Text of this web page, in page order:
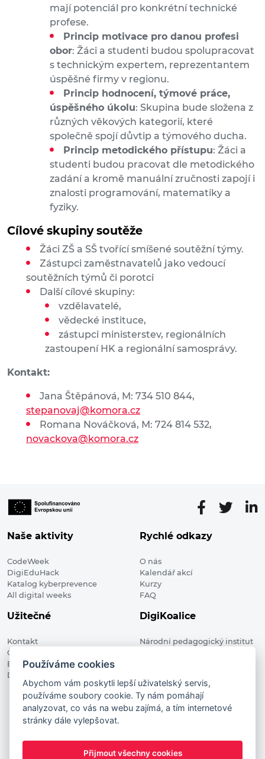
mají potenciál pro konkrétní technické
profese.
Princip motivace pro danou profesi
obor: Žáci a studenti budou spolupracovat
s technickým expertem, reprezentantem
úspěšné firmy v regionu.
Princip hodnocení, týmové práce,
úspěšného úkolu: Skupina bude složena z
různých věkových kategorií, které
společně spojí důvtip a týmového ducha.
Princip metodického přístupu: Žáci a
studenti budou pracovat dle metodického
zadání a kromě manuální zručnosti zapojí i
znalosti programování, matematiky a
fyziky.
Cílové skupiny soutěže
Žáci ZŠ a SŠ tvořící smíšené soutěžní týmy.
Zástupci zaměstnavatelů jako vedoucí
soutěžních týmů či porotci
Další cílové skupiny:
vzdělavatelé,
vědecké instituce,
zástupci ministerstev, regionálních
zastoupení HK a regionální samosprávy.
Kontakt:
Jana Štěpánová, M: 734 510 844,
stepanovaj@komora.cz
Romana Nováčková, M: 724 814 532,
novackova@komora.cz
Naše aktivity
CodeWeek
DigiEduHack
Katalog kyberprevence
All digital weeks
Rychlé odkazy
O nás
Kalendář akcí
Kurzy
FAQ
Užitečné
Kontakt
Členské organizace
Blog
Digitalizace ve vzdělávání
DigiKoalice
Národní pedagogický institut
DigiKoalice 2021. All rights reserved
Vstup do administrace
This project has received funding from the European
Commission Innovation and Networks Executive Agency (now
Používáme cookies
Abychom vám poskytli lepší uživatelský servis,
používáme soubory cookie. Ty nám pomáhají
analyzovat, co vás na webu zajímá, a tím internetové
stránky dále vylepšovat.
Přijmout všechny cookies